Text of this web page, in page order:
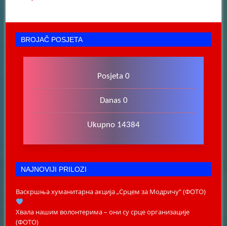
BROJAČ POSJETA
Posjeta 0
Danas 0
Ukupno 14384
NAJNOVIJI PRILOZI
Васкршња хуманитарна акција „Срцем за Модричу“ (ФОТО)
Хвала нашим волонтерима – они су срце организације
(ФОТО)